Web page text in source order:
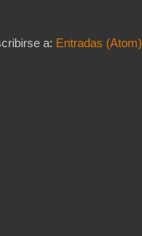
a: Entradas (Atom)